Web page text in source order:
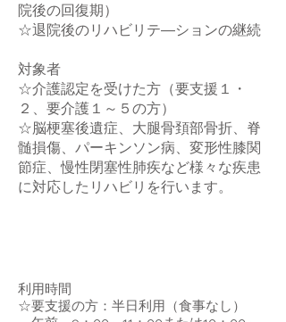
院後の回復期）
☆退院後のリハビリテ―ションの継続
対象者
☆​介護認定を受けた方（要支援１・
２、要介護１～５の方）
☆脳梗塞後遺症、大腿骨頚部骨折、脊
髄損傷、パーキンソン病、変形性膝関
節症、慢性閉塞性肺疾など様々な疾患
に対応したリハビリを行います。
利用時間
☆要支援の方：半日利用（食事なし）